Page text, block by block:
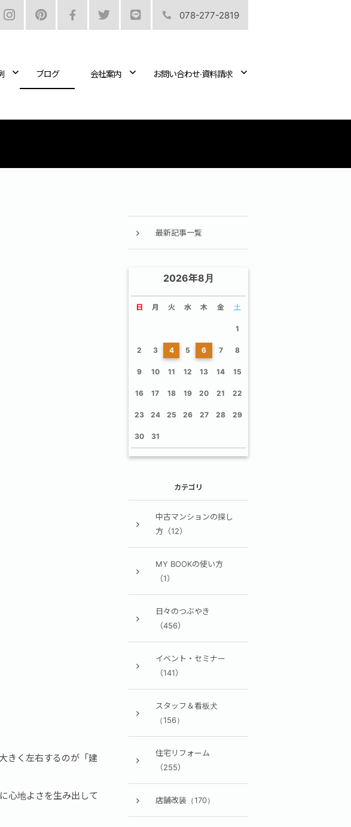
078-277-2819
ブログ 会社案内 お問い合わせ·資料請求
きく左右するのが「建
心地よさを生み出して
最新記事一覧
2026年8月
日 月 火 水 木 金 土
1
2 3 4 5 6 7 8
9 10 11 12 13 14 15
16 17 18 19 20 21 22
23 24 25 26 27 28 29
30 31
カテゴリ
中古マンションの探し
方（12）
MY BOOKの使い方
（1）
日々のつぶやき
（456）
イベント・セミナー
（141）
スタッフ＆看板犬
（156）
住宅リフォーム
（255）
店舗改装（170）